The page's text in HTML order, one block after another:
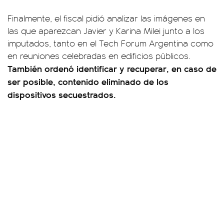
Finalmente, el fiscal pidió analizar las imágenes en
las que aparezcan Javier y Karina Milei junto a los
imputados, tanto en el Tech Forum Argentina como
en reuniones celebradas en edificios públicos.
También ordenó identificar y recuperar, en caso de
ser posible, contenido eliminado de los
dispositivos secuestrados.